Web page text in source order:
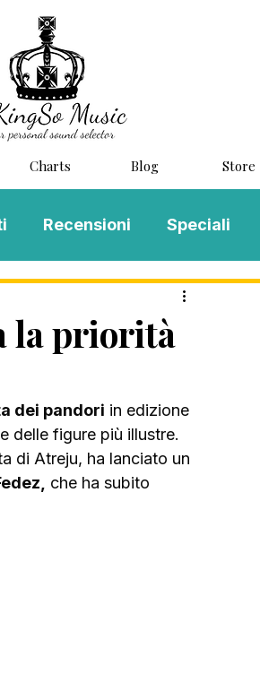
Charts Blog Store
Recensioni Speciali
la priorità
dei pandori in edizione
delle figure più illustre.
di Atreju, ha lanciato un
che ha subito